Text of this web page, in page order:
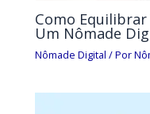
Como
Um Nômade
Nômade Digital / Por